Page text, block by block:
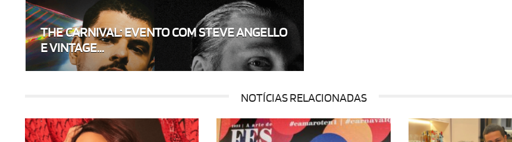
THE CARNIVAL: EVENTO COM STEVE ANGELLO
E VINTAGE...
NOTÍCIAS RELACIONADAS